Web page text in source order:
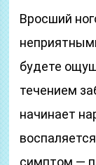
Вросший
будете
течением
начинает
симптом —